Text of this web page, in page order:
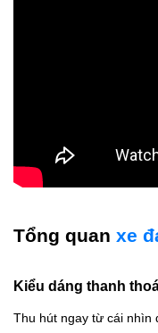
Tổng quan xe
Kiểu dáng thanh
Thu hút ngay từ cái nhìn